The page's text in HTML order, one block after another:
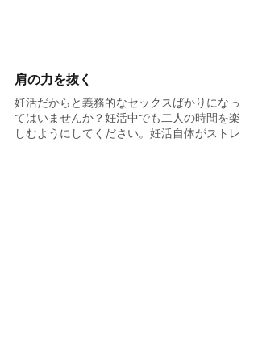
肩の力を抜く
妊活だからと義務的なセックスばかりになっ
てはいませんか？妊活中でも二人の時間を楽
しむようにしてください。妊活自体がストレ